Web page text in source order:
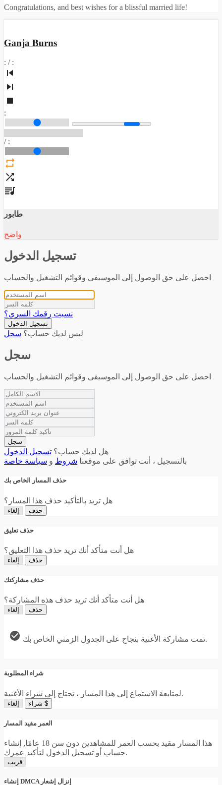
Congratulations, and best wishes for a blissful married life!
Ganja Burns
: / :
:
/ :
طابور
واضح
تسجيل الدخول
احصل على حق الوصول إلى الموسيقى وقوائم التشغيل والحساب
نسيت رقمك السري؟
تسجيل الدخول
ليس لديك حساب؟ سجل
سجل
احصل على حق الوصول إلى الموسيقى وقوائم التشغيل والحساب
سجل
هل لديك حساب؟ تسجيل الدخول
بالتسجيل ، أنت توافق على موقعنا شروط و سياسة خاصة
حذف المسار الخاص بك
هل تريد بالتأكيد حذف هذا المسار؟
إلغاء حذف
حذف تعليق
هل أنت متأكد أنك تريد حذف هذا التعليق؟
إلغاء حذف
حذف مشاركتك
هل أنت متأكد أنك تريد حذف هذه المشاركة؟
إلغاء حذف
تمت مشاركة الأغنية بنجاح على الجدول الزمني الخاص بك.
شراء المطلوبة
لمتابعة الاستماع إلى هذا المسار ، تحتاج إلى شراء الأغنية.
إلغاء شراء $
العمر مقيد المسار
هذا المسار مقيد بحسب العمر للمشاهدين دون سن 18 عامًا, إنشاء
حساب أو تسجيل الدخول لتأكيد عمرك.
قريب
إنشاء DMCA إنزال إشعار